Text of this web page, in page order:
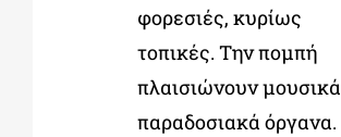
φορεσιές, κυρίως
τοπικές. Την πομπή
πλαισιώνουν μουσικά
παραδοσιακά όργανα.